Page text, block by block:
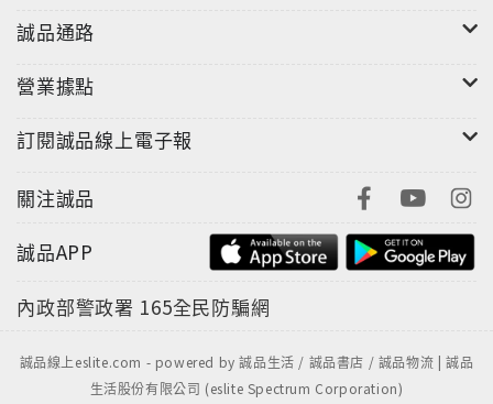
誠品通路
營業據點
訂閱誠品線上電子報
關注誠品
誠品APP
內政部警政署 165全民防騙網
誠品線上eslite.com - powered by 誠品生活 / 誠品書店 / 誠品物流 | 誠品
生活股份有限公司 (eslite Spectrum Corporation)